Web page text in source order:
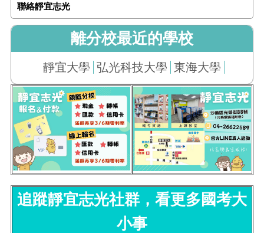
聯絡靜宜志光
離分校最近的學校
靜宜大學 弘光科技大學 東海大學
追蹤靜宜志光社群，看更多國考大
小事